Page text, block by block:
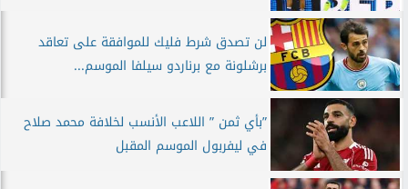
لن تصدق شرط فليك للموافقة على تعاقد
برشلونة مع برناردو سيلفا الموسم...
”بأي ثمن ” اللاعب الأنسب لخلافة محمد صلاح
في ليفربول الموسم المقبل